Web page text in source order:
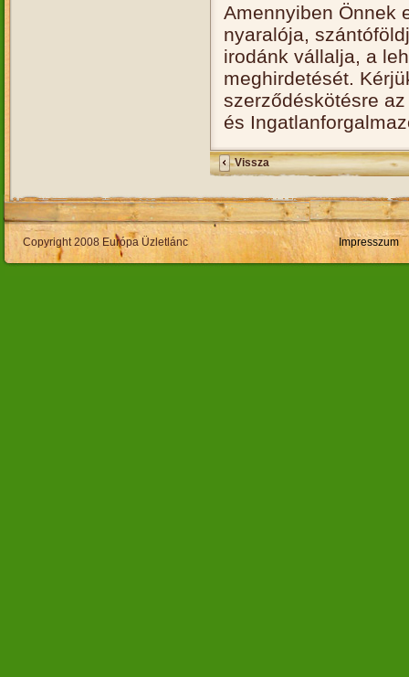
Amennyiben Önnek
nyaralója,
irodánk vállalja, a
meghirdetését.
szerződéskötésre
és
Vissza
Copyright 2008 Európa Üzletlánc Impresszum